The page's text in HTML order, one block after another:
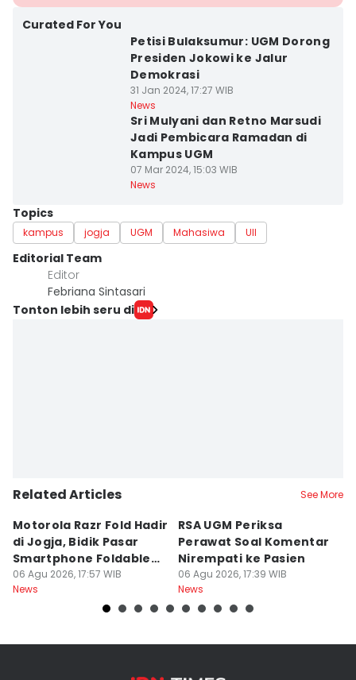
Curated For You
Petisi Bulaksumur: UGM Dorong
Presiden Jokowi ke Jalur
Demokrasi
31 Jan 2024, 17:27 WIB
News
Sri Mulyani dan Retno Marsudi
Jadi Pembicara Ramadan di
Kampus UGM
07 Mar 2024, 15:03 WIB
News
Topics
kampus jogja UGM Mahasiwa UII
Editorial Team
Editor
Febriana Sintasari
Tonton lebih seru di
Related Articles See More
Motorola Razr Fold Hadir
di Jogja, Bidik Pasar
Smartphone Foldable
Premium
06 Agu 2026, 17:57 WIB
News
RSA UGM Periksa
Perawat Soal Komentar
Nirempati ke Pasien
06 Agu 2026, 17:39 WIB
News